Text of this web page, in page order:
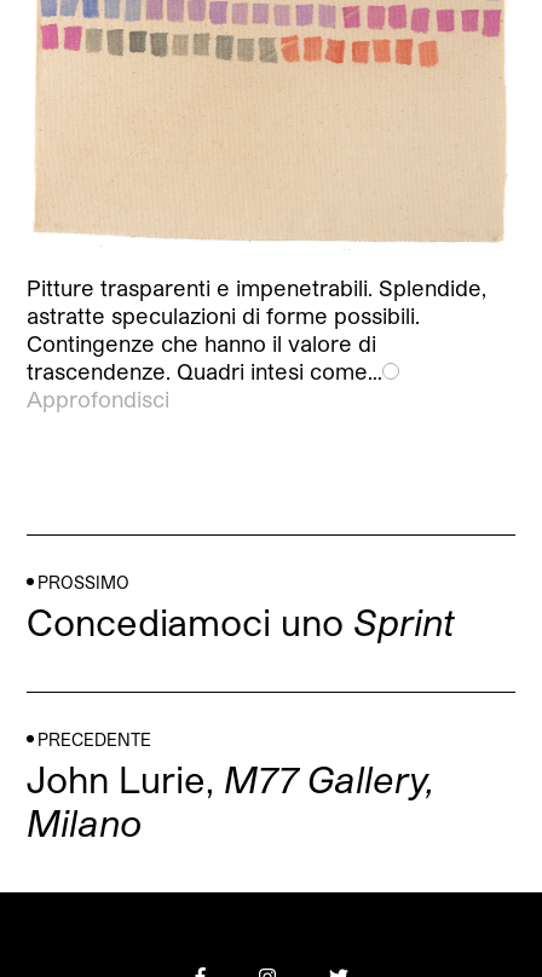
Pitture trasparenti e impenetrabili. Splendide,
astratte speculazioni di forme possibili.
Contingenze che hanno il valore di
trascendenze. Quadri intesi come…
Approfondisci
PROSSIMO
Concediamoci uno Sprint
PRECEDENTE
John Lurie, M77 Gallery,
Milano